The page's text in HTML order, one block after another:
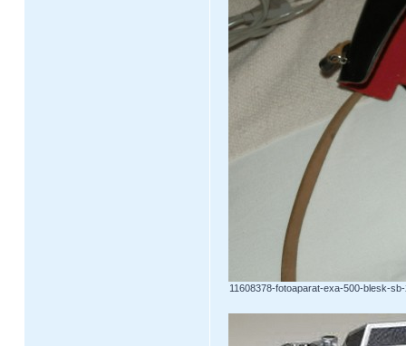
11608378-fotoaparat-exa-500-blesk-